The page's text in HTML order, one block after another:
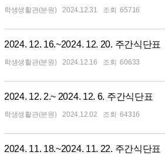
학생생활관(분원) 2024.12.31 65716
2024. 12. 16.~2024. 12. 20. 주간식단표
학생생활관(분원) 2024.12.16 60633
2024. 12. 2.~ 2024. 12. 6. 주간식단표
학생생활관(분원) 2024.12.02 64316
2024. 11. 18.~2024. 11. 22. 주간식단표